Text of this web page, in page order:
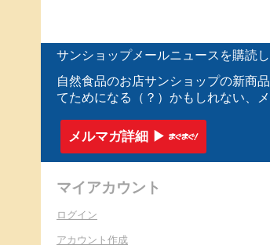
サンショップメールニュースを購読し
自然食品のお店サンショップの新商
てためになる（？）かもしれない、メ
メルマガ詳細 ▶︎
マイアカウント
ログイン
アカウント作成